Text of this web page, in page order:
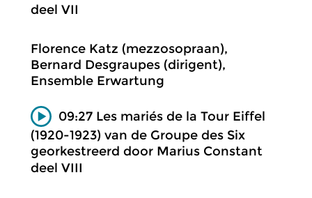
deel VII
Florence Katz (mezzosopraan),
Bernard Desgraupes (dirigent),
Ensemble Erwartung
09:27 Les mariés de la Tour Eiffel
(1920-1923) van de Groupe des Six
georkestreerd door Marius Constant
deel VIII